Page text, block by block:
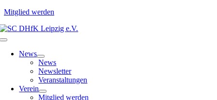
Mitglied werden
Zum
Inhalt
Toggle
NavigationNews
News
Newsletter
Veranstaltungen
Verein
Mitglied werden